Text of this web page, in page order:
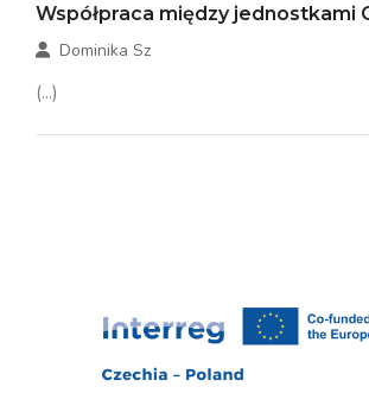
Współpraca między jednostkami
Dominika Sz
(...)